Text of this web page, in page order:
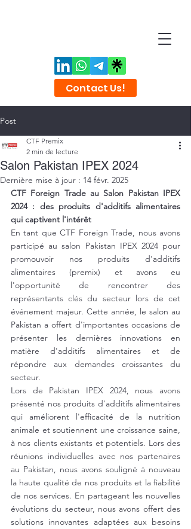
Contact Us!
Post
Salon Pakistan IPEX 2024
CTF Premix
2 min de lecture
Dernière mise à jour : 14 févr. 2025
CTF Foreign Trade au Salon Pakistan IPEX
2024 : des produits d'additifs alimentaires
qui captivent l'intérêt
En tant que CTF Foreign Trade, nous avons
participé au salon Pakistan IPEX 2024 pour
promouvoir nos produits d'additifs
alimentaires (premix) et avons eu
l'opportunité de rencontrer des
représentants clés du secteur lors de cet
événement majeur. Cette année, le salon au
Pakistan a offert d'importantes occasions de
présenter les dernières innovations en
matière d'additifs alimentaires et de
répondre aux demandes croissantes du
secteur.
Lors de Pakistan IPEX 2024, nous avons
présenté nos produits d'additifs alimentaires
qui améliorent l'efficacité de la nutrition
animale et soutiennent une croissance saine,
à nos clients existants et potentiels. Lors des
réunions individuelles avec nos partenaires
au Pakistan, nous avons souligné à nouveau
la haute qualité de nos produits et la fiabilité
de nos services. En partageant les nouvelles
évolutions du secteur, nous avons offert des
solutions innovantes adaptées aux besoins